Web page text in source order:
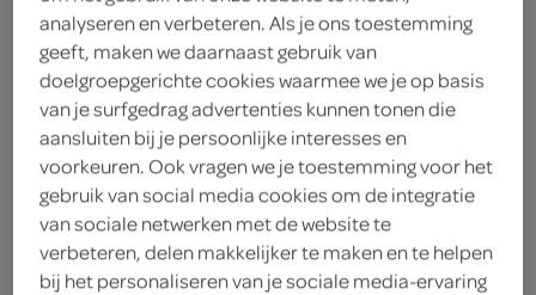
8 plakjes parmaham
8 plakjes pancetta
400 milliliter kookroom
400 milliliter groentebouillon
analyseren en verbeteren. Als je ons toestemming
geeft, maken we daarnaast gebruik van
doelgroepgerichte cookies waarmee we je op basis
van je surfgedrag advertenties kunnen tonen die
aansluiten bij je persoonlijke interesses en
voorkeuren. Ook vragen we je toestemming voor het
gebruik van social media cookies om de integratie
van sociale netwerken met de website te
verbeteren, delen makkelijker te maken en te helpen
bij het personaliseren van je sociale media-ervaring